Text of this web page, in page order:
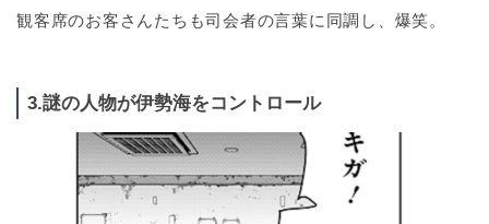
観客席のお客さんたちも司会者の言葉に同調し、爆笑。
3.謎の人物が伊勢海をコントロール